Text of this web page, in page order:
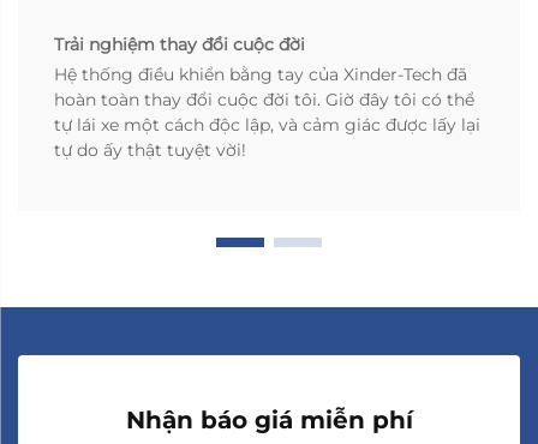
Trải nghiệm thay đổi cuộc đời
Hệ thống điều khiển bằng tay của Xinder-Tech đã
hoàn toàn thay đổi cuộc đời tôi. Giờ đây tôi có thể
tự lái xe một cách độc lập, và cảm giác được lấy lại
tự do ấy thật tuyệt vời!
Nhận báo giá miễn phí